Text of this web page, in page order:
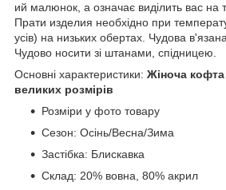
ий малюнок, а означає виділить вас на
Прати изделия необхідно при
усів) на низьких обертах. Чудова
Чудово носити зі штанами, спідницею.
Основні характеристики: Жіноча
великих розмірів
Розміри у фото товару
Сезон: Осінь/Весна/Зима
Застібка: Блискавка
Склад: 20% вовна, 80% акрил